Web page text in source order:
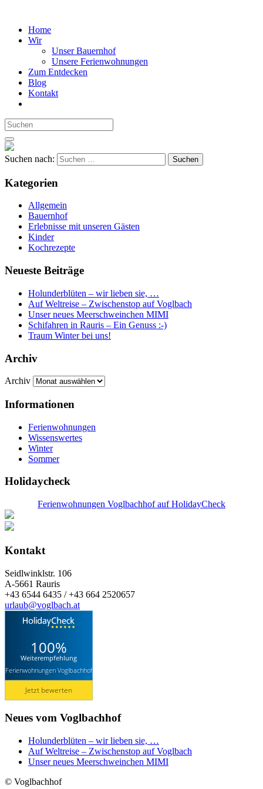
Home
Wir
Unser Bauernhof
Unsere Ferienwohnungen
Zum Entdecken
Blog
Kontakt
Suchen nach:
Kategorien
Allgemein
Bauernhof
Erlebnisse mit unseren Gästen
Kinder
Kochrezepte
Neueste Beiträge
Holunderblüten – wir lieben sie, …
Auf Weltreise – Zwischenstop auf Voglbach
Unser neues Meerschweinchen MIMI
Schifahren in Rauris – Ein Genuss :-)
Traum Winter bei uns!
Archiv
Archiv
Informationen
Ferienwohnungen
Wissenswertes
Winter
Sommer
Holidaycheck
Ferienwohnungen Voglbachhof auf HolidayCheck
Kontakt
Seidlwinklstr. 106
A-5661 Rauris
+43 6544 6435 / +43 664 2520657
urlaub@voglbach.at
100%
Weiterempfehlung
Ferienwohnungen Voglbachhof
Jetzt bewerten
Neues vom Voglbachhof
Holunderblüten – wir lieben sie, …
Auf Weltreise – Zwischenstop auf Voglbach
Unser neues Meerschweinchen MIMI
© Voglbachhof